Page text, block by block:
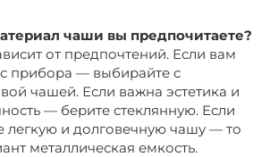
чаши вы предпочитаете?
от предпочтений. Если вам
прибора — выбирайте с
чашей. Если важна эстетика и
— берите стеклянную. Если
легкую и долговечную чашу — то
металлическая емкость.